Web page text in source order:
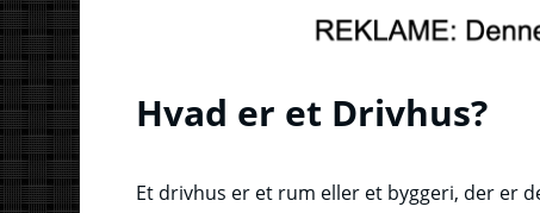
Hvad er et Drivhus?
Et drivhus er et rum eller et byggeri, der er